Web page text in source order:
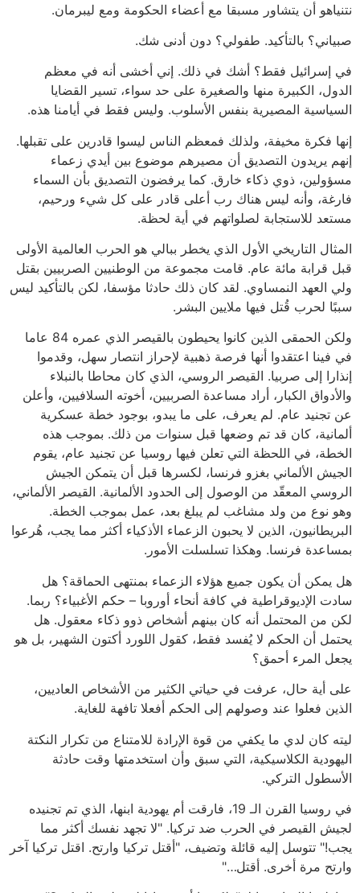
نتنياهو أن يتشاور مسبقا مع أعضاء الحكومة ومع ليبرمان.
صبياني؟ بالتأكيد. طفولي؟ دون أدنى شك.
في إسرائيل فقط؟ أشك في ذلك. إني أخشى أنه في معظم
الدول، الكبيرة منها والصغيرة على حد سواء، تسير القضايا
السياسية المصيرية بنفس الأسلوب. وليس فقط في أيامنا هذه.
إنها فكرة مخيفة، ولذلك فمعظم الناس ليسوا قادرين على تقبلها.
إنهم يريدون التصديق أن مصيرهم موضوع بين أيدي زعماء
مسؤولين، ذوي ذكاء خارق. كما يرفضون التصديق بأن السماء
فارغة، وأنه ليس هناك رب أعلى قادر على كل شيء ورحيم،
مستعد للاستجابة لصلواتهم في أية لحظة.
المثال التاريخي الأول الذي يخطر ببالي هو الحرب العالمية الأولى
قبل قرابة مائة عام. قامت مجموعة من الوطنيين الصربيين بقتل
ولي العهد النمساوي. لقد كان ذلك حادثا مؤسفا، لكن بالتأكيد ليس
سببًا لحرب قُتل فيها ملايين البشر.
ولكن الحمقى الذين كانوا يحيطون بالقيصر الذي عمره 84 عاما
في فينا اعتقدوا أنها فرصة ذهبية لإحراز انتصار سهل، وقدموا
إنذارا إلى صربيا. القيصر الروسي، الذي كان محاطا بالنبلاء
والأدواق الكبار، أراد مساعدة الصربيين، أخوته السلافيين، وأعلن
عن تجنيد عام. لم يعرف، على ما يبدو، بوجود خطة عسكرية
ألمانية، كان قد تم وضعها قبل سنوات من ذلك. بموجب هذه
الخطة، في اللحظة التي تعلن فيها روسيا عن تجنيد عام، يقوم
الجيش الألماني بغزو فرنسا، لكسرها قبل أن يتمكن الجيش
الروسي المعقّد من الوصول إلى الحدود الألمانية. القيصر الألماني،
وهو نوع من ولد مشاغب لم يبلغ بعد، عمل بموجب الخطة.
البريطانيون، الذين لا يحبون الزعماء الأذكياء أكثر مما يجب، هُرعوا
بمساعدة فرنسا. وهكذا تسلسلت الأمور.
هل يمكن أن يكون جميع هؤلاء الزعماء بمنتهى الحماقة؟ هل
سادت الإديوقراطية في كافة أنحاء أوروبا – حكم الأغبياء؟ ربما.
لكن من المحتمل أنه كان بينهم أشخاص ذوو ذكاء معقول. هل
يحتمل أن الحكم لا يُفسد فقط، كقول اللورد أكتون الشهير، بل هو
يجعل المرء أحمق؟
على أية حال، عرفت في حياتي الكثير من الأشخاص العاديين،
الذين فعلوا عند وصولهم إلى الحكم أفعلا تافهة للغاية.
ليته كان لدي ما يكفي من قوة الإرادة للامتناع من تكرار النكتة
اليهودية الكلاسيكية، التي سبق وأن استخدمتها وقت حادثة
الأسطول التركي.
في روسيا القرن الـ 19، فارقت أم يهودية ابنها، الذي تم تجنيده
لجيش القيصر في الحرب ضد تركيا. "لا تجهد نفسك أكثر مما
يجب!" تتوسل إليه قائلة وتضيف، "أقتل تركيا وارتح. اقتل تركيا آخر
وارتح مرة أخرى. أقتل…"